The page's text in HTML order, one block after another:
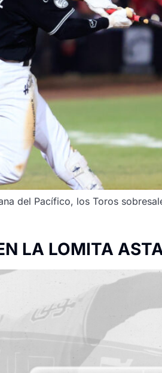
del Pacífico, los Toros
LA LOMITA